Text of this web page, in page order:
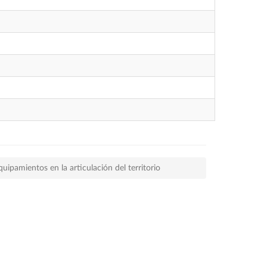
en la articulación del territorio